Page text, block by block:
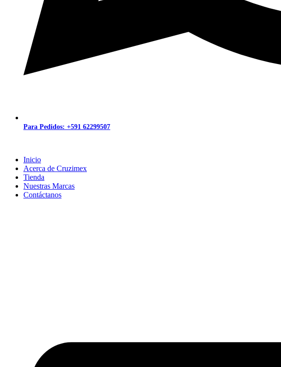
Para Pedidos: +591 62299507
Inicio
Acerca de Cruzimex
Tienda
Nuestras Marcas
Contáctanos